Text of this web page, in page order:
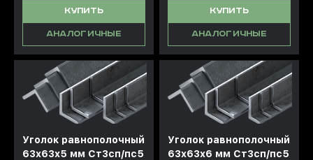
КУПИТЬ
АНАЛОГИЧНЫЕ
КУПИТЬ
АНАЛОГИЧНЫЕ
Уголок равнополочный
63x63x5 мм Ст3сп/пс5
Уголок равнополочный
63x63x6 мм Ст3сп/пс5